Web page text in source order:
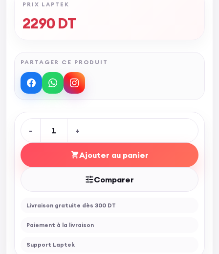
PRIX LAPTEK
2290 DT
PARTAGER CE PRODUIT
- 1 +
Ajouter au panier
Comparer
Livraison gratuite dès 300 DT
Paiement à la livraison
Support Laptek